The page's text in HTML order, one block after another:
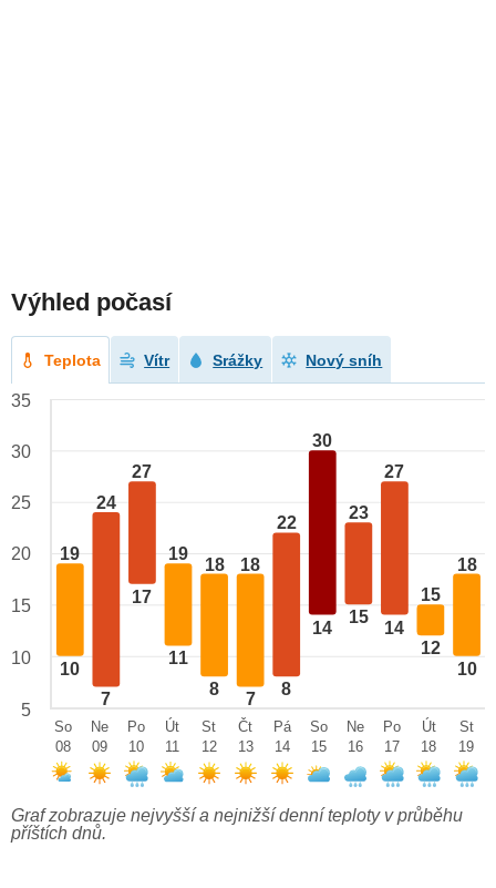
Výhled počasí
Teplota Vítr Srážky Nový sníh
19
10
24
7
27
17
19
11
18
8
18
7
22
8
30
14
23
15
27
14
15
12
18
10
35
30
25
20
15
10
5
So
08
Ne
09
Po
10
Út
11
St
12
Čt
13
Pá
14
So
15
Ne
16
Po
17
Út
18
St
19
Graf zobrazuje nejvyšší a nejnižší denní teploty v průběhu
příštích dnů.